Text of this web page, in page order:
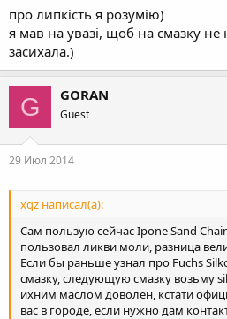
про липкість я розумію)
я мав на увазі, щоб на смазку
засихала.)
G GORAN
Guest
29 Июл 2014
xqz написал(а):
Сам пользую сейчас Ipone Sand
пользовал ликви моли, разница
Если бы раньше узнал про Fuchs
смазку, следующую смазку возьму
ихним маслом доволен, кстати
вас в городе, если нужно дам